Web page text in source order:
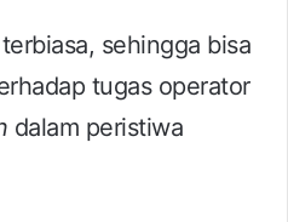
sehingga bisa
tugas operator
dalam peristiwa